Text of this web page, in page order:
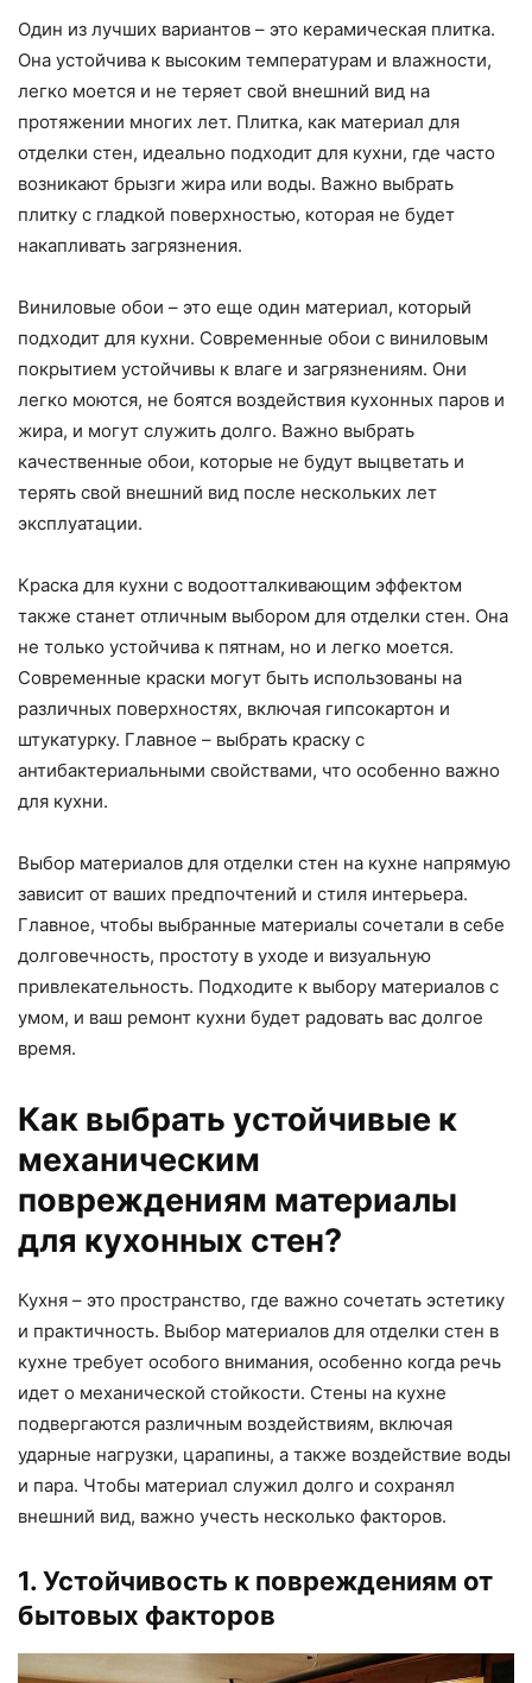
Один из лучших вариантов – это керамическая плитка.
Она устойчива к высоким температурам и влажности,
легко моется и не теряет свой внешний вид на
протяжении многих лет. Плитка, как материал для
отделки стен, идеально подходит для кухни, где часто
возникают брызги жира или воды. Важно выбрать
плитку с гладкой поверхностью, которая не будет
накапливать загрязнения.
Виниловые обои – это еще один материал, который
подходит для кухни. Современные обои с виниловым
покрытием устойчивы к влаге и загрязнениям. Они
легко моются, не боятся воздействия кухонных паров и
жира, и могут служить долго. Важно выбрать
качественные обои, которые не будут выцветать и
терять свой внешний вид после нескольких лет
эксплуатации.
Краска для кухни с водоотталкивающим эффектом
также станет отличным выбором для отделки стен. Она
не только устойчива к пятнам, но и легко моется.
Современные краски могут быть использованы на
различных поверхностях, включая гипсокартон и
штукатурку. Главное – выбрать краску с
антибактериальными свойствами, что особенно важно
для кухни.
Выбор материалов для отделки стен на кухне напрямую
зависит от ваших предпочтений и стиля интерьера.
Главное, чтобы выбранные материалы сочетали в себе
долговечность, простоту в уходе и визуальную
привлекательность. Подходите к выбору материалов с
умом, и ваш ремонт кухни будет радовать вас долгое
время.
Как выбрать устойчивые к
механическим
повреждениям материалы
для кухонных стен?
Кухня – это пространство, где важно сочетать эстетику
и практичность. Выбор материалов для отделки стен в
кухне требует особого внимания, особенно когда речь
идет о механической стойкости. Стены на кухне
подвергаются различным воздействиям, включая
ударные нагрузки, царапины, а также воздействие воды
и пара. Чтобы материал служил долго и сохранял
внешний вид, важно учесть несколько факторов.
1. Устойчивость к повреждениям от
бытовых факторов